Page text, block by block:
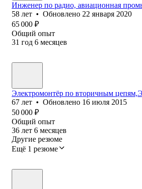
Инженер по радио, авиационная
58 лет • Обновлено 22 января 2020
65 000 ₽
Общий опыт
31 год 6 месяцев
Электромонтёр по вторичным
67 лет • Обновлено 16 июля 2015
50 000 ₽
Общий опыт
36 лет 6 месяцев
Другие резюме
Ещё 1 резюме